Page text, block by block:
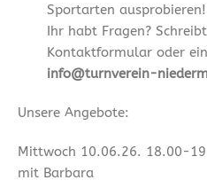
Sportarten
Ihr habt Fragen?
Kontaktformular oder
info@turnverein-
Unsere Angebote:
Mittwoch 10.06.26. 18.00-
mit Barbara